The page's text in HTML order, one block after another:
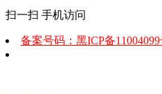
扫一扫 手机访问
备案号码：黑ICP备